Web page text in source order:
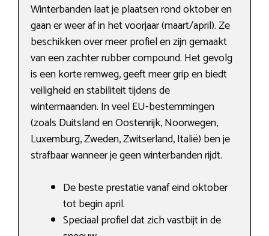
Winterbanden laat je plaatsen rond oktober en
gaan er weer af in het voorjaar (maart/april). Ze
beschikken over meer profiel en zijn gemaakt
van een zachter rubber compound. Het gevolg
is een korte remweg, geeft meer grip en biedt
veiligheid en stabiliteit tijdens de
wintermaanden. In veel EU-bestemmingen
(zoals Duitsland en Oostenrijk, Noorwegen,
Luxemburg, Zweden, Zwitserland, Italië) ben je
strafbaar wanneer je geen winterbanden rijdt.
De beste prestatie vanaf eind oktober
tot begin april.
Speciaal profiel dat zich vastbijt in de